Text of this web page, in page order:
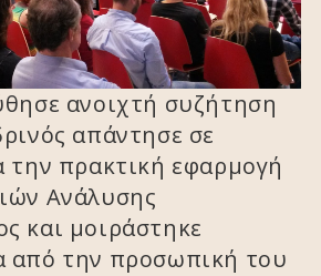
ανοιχτή συζήτηση
απάντησε σε
την πρακτική εφαρμογή
Ανάλυσης
και μοιράστηκε
από την προσωπική του